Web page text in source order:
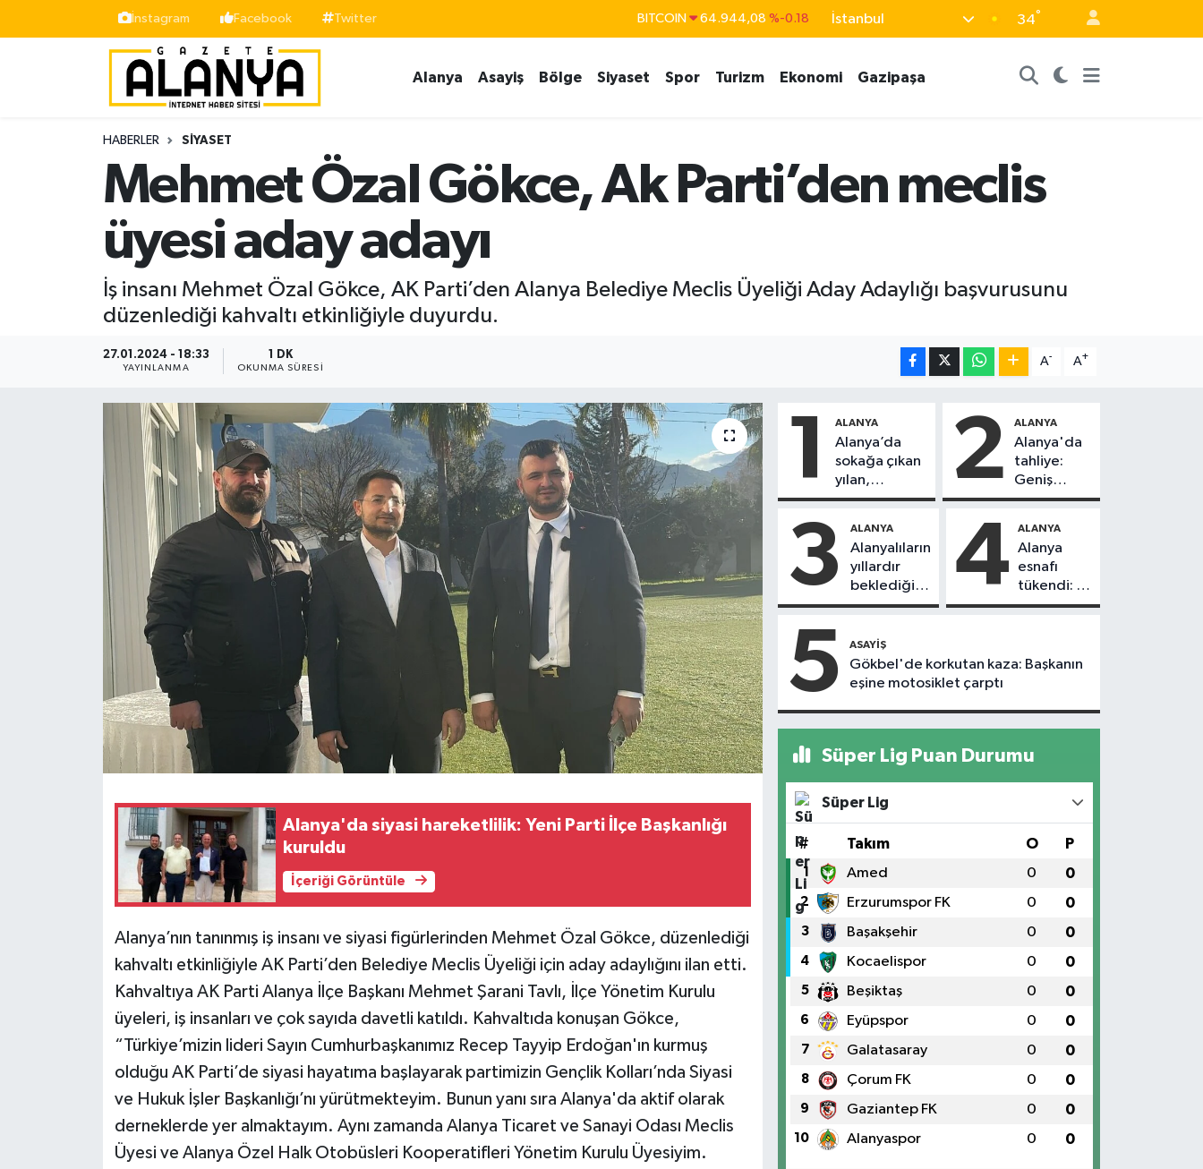
İnstagram Facebook Twitter
BITCOIN 64.944,08 %-0.18
EURO 55,2510 %0.32
BİST100 13.779 %-14
İstanbul 34°
Alanya Asayiş Bölge Siyaset Spor Turizm Ekonomi Gazipaşa
HABERLER SIYASET
Mehmet Özal Gökce, Ak Parti’den meclis
üyesi aday adayı
İş insanı Mehmet Özal Gökce, AK Parti’den Alanya Belediye Meclis Üyeliği Aday Adaylığı başvurusunu
düzenlediği kahvaltı etkinliğiyle duyurdu.
27.01.2024 - 18:33
YAYINLANMA
1 DK
OKUNMA SÜRESI
A- A+
Alanya'da siyasi hareketlilik: Yeni Parti İlçe Başkanlığı
kuruldu
İçeriği Görüntüle
Alanya’nın tanınmış iş insanı ve siyasi figürlerinden Mehmet Özal Gökce, düzenlediği
kahvaltı etkinliğiyle AK Parti’den Belediye Meclis Üyeliği için aday adaylığını ilan etti.
Kahvaltıya AK Parti Alanya İlçe Başkanı Mehmet Şarani Tavlı, İlçe Yönetim Kurulu
üyeleri, iş insanları ve çok sayıda davetli katıldı. Kahvaltıda konuşan Gökce,
“Türkiye’mizin lideri Sayın Cumhurbaşkanımız Recep Tayyip Erdoğan'ın kurmuş
olduğu AK Parti’de siyasi hayatıma başlayarak partimizin Gençlik Kolları’nda Siyasi
ve Hukuk İşler Başkanlığı’nı yürütmekteyim. Bunun yanı sıra Alanya'da aktif olarak
derneklerde yer almaktayım. Aynı zamanda Alanya Ticaret ve Sanayi Odası Meclis
Üyesi ve Alanya Özel Halk Otobüsleri Kooperatifleri Yönetim Kurulu Üyesiyim.
1 ALANYA
Alanya’da
sokağa çıkan
yılan,
vatandaşı
2 ALANYA
Alanya'da
tahliye:
Geniş
güvenlik
alındı
3 ALANYA
Alanyalıların
yıllardır
beklediği
yol askıdan
4 ALANYA
Alanya
esnafı
tükendi: 1
ayda 150
5 ASAYIŞ
Gökbel'de korkutan kaza: Başkanın
eşine motosiklet çarptı
Süper Lig Puan Durumu
Süper Lig
# Takım O P
1 Amed 0 0
2 Erzurumspor FK 0 0
3 Başakşehir 0 0
4 Kocaelispor 0 0
5 Beşiktaş 0 0
6 Eyüpspor 0 0
7 Galatasaray 0 0
8 Çorum FK 0 0
9 Gaziantep FK 0 0
10 Alanyaspor 0 0
İstanbul Nöbetçi Eczaneler
İstanbul Hava Durumu
Süper Lig Puan Durumu ve Fikstür
Tüm Manşetler
Son Dakika Haberleri